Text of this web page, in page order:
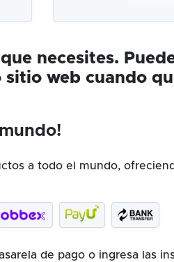
necesites.
web cuando
a todo el mundo,
de pago o ingresa las